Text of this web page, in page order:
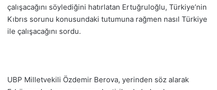
çalışacağını söylediğini hatırlatan Ertuğruloğlu, Türkiye’nin
Kıbrıs sorunu konusundaki tutumuna rağmen nasıl Türkiye
ile çalışacağını sordu.
UBP Milletvekili Özdemir Berova, yerinden söz alarak